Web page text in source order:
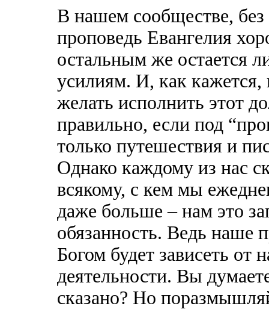
В нашем сообществе,
проповедь Евангелия
остальным же остается
усилиям. И, как кажется,
желать исполнить этот
правильно, если под
только путешествия и
Однако каждому из нас
всякому, с кем мы
даже больше – нам это
обязанность. Ведь наше
Богом будет зависеть от
деятельности. Вы
сказано? Но